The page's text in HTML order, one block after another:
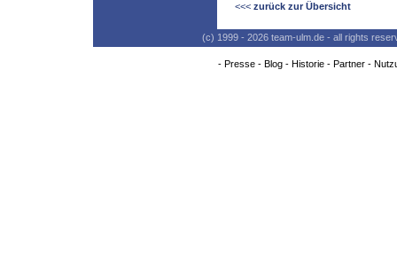
<<< zurück zur Übersicht
(c) 1999 - 2026 team-ulm.de - all rights
- Presse- Blog- Historie- Partner-